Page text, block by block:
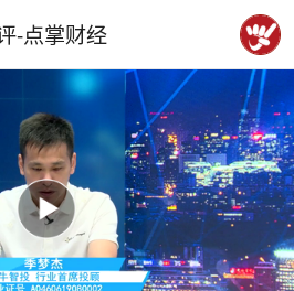
-点掌财经